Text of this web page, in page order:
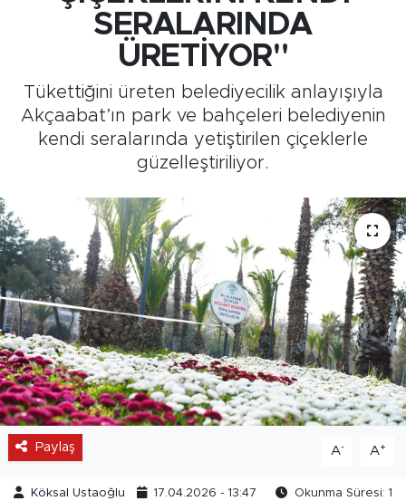
SERALARINDA
ÜRETİYOR"
Tükettiğini üreten belediyecilik anlayışıyla
Akçaabat’ın park ve bahçeleri belediyenin
kendi seralarında yetiştirilen çiçeklerle
güzelleştiriliyor.
Paylaş A- A+
Köksal Ustaoğlu 17.04.2026 - 13:47
Okunma Süresi: 1
Medya
Siyaset
GURBETTEN SILAYA
Foto Galeri
Köşe Yazarları
Manşet
Ulusal Son Dakika Haberleri